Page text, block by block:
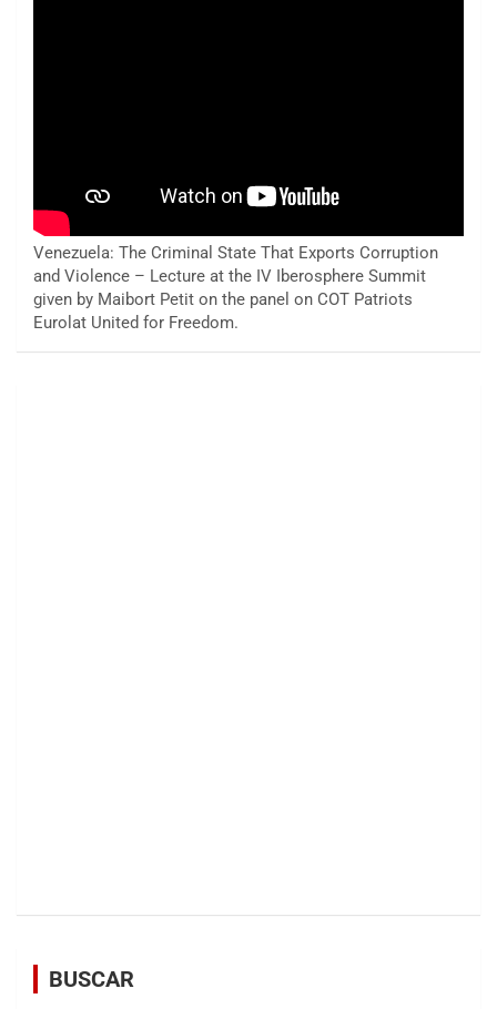
Venezuela: The Criminal State That Exports Corruption
and Violence – Lecture at the IV Iberosphere Summit
given by Maibort Petit on the panel on COT Patriots
Eurolat United for Freedom.
BUSCAR